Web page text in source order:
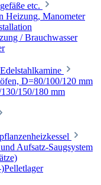
etc.
Heizung, Manometer
/ Brauchwasser
D=80/100/120 mm
150/180 mm
Aufsatz-Saugsystem